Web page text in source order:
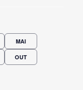
MAI
OUT